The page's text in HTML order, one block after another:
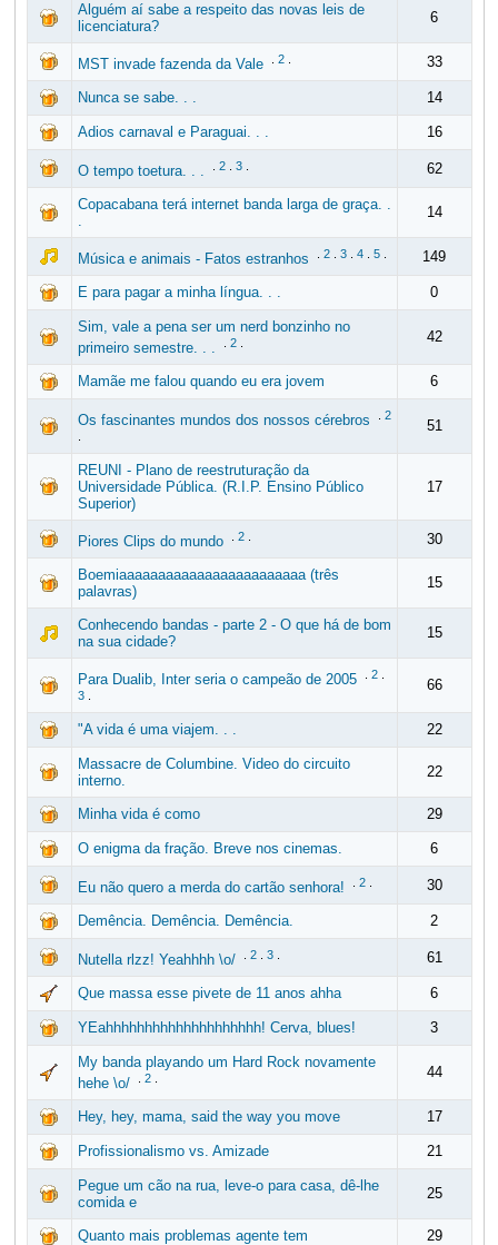
Alguém aí sabe a respeito das novas leis de
licenciatura?
6
MST invade fazenda da Vale 2. 33
Nunca se sabe. . . 14
Adios carnaval e Paraguai. . . 16
O tempo toetura. . . 2. 3. 62
Copacabana terá internet banda larga de graça. .
.
14
Música e animais - Fatos estranhos 2. 3. 4. 5. 149
E para pagar a minha língua. . . 0
Sim, vale a pena ser um nerd bonzinho no
primeiro semestre. . .
2. 42
Mamãe me falou quando eu era jovem 6
Os fascinantes mundos dos nossos cérebros
2
51
REUNI - Plano de reestruturação da
Universidade Pública. (R.I.P. Ensino Público
Superior)
17
Piores Clips do mundo 2. 30
Boemiaaaaaaaaaaaaaaaaaaaaaaaa (três
palavras)
15
Conhecendo bandas - parte 2 - O que há de bom
na sua cidade?
15
Para Dualib, Inter seria o campeão de 2005 2.
3.
66
"A vida é uma viajem. . . 22
Massacre de Columbine. Video do circuito
interno.
22
Minha vida é como 29
O enigma da fração. Breve nos cinemas. 6
Eu não quero a merda do cartão senhora! 2. 30
Demência. Demência. Demência. 2
Nutella rlzz! Yeahhhh \o/ 2. 3. 61
Que massa esse pivete de 11 anos ahha 6
YEahhhhhhhhhhhhhhhhhhhh! Cerva, blues! 3
My banda playando um Hard Rock novamente
hehe \o/
2. 44
Hey, hey, mama, said the way you move 17
Profissionalismo vs. Amizade 21
Pegue um cão na rua, leve-o para casa, dê-lhe
comida e
25
Quanto mais problemas agente tem 29